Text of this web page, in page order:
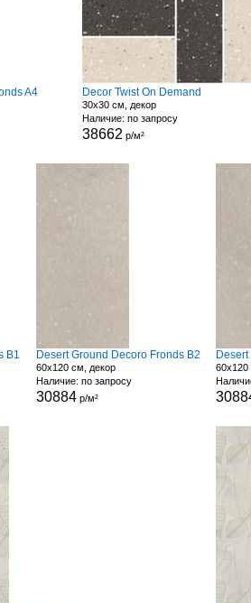
A4 Decor Twist On Demand
30x30 см, декор
Наличие: по запросу
38662 р/м²
B1 Desert Ground Decoro Fronds B2
60x120 см, декор
Наличие: по запросу
30884р/м²
60x120